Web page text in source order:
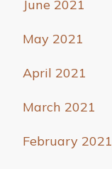
June 2021
May 2021
April 2021
March 2021
February 2021